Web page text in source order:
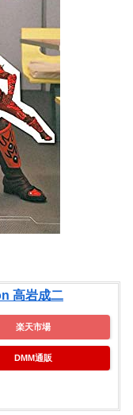
高岩成二
楽天市場
DMM通販